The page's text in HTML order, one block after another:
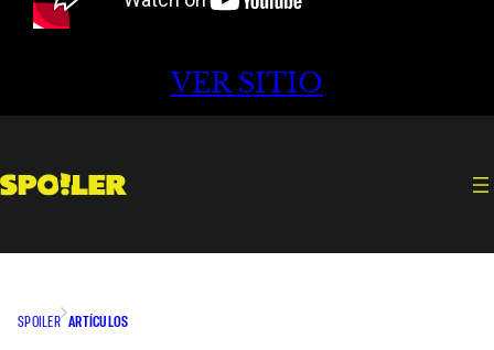
VER SITIO
SPOILER ARTÍCULOS